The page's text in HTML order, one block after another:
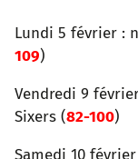
Lundi 5 février :
109)
Vendredi 9
Sixers (82-100)